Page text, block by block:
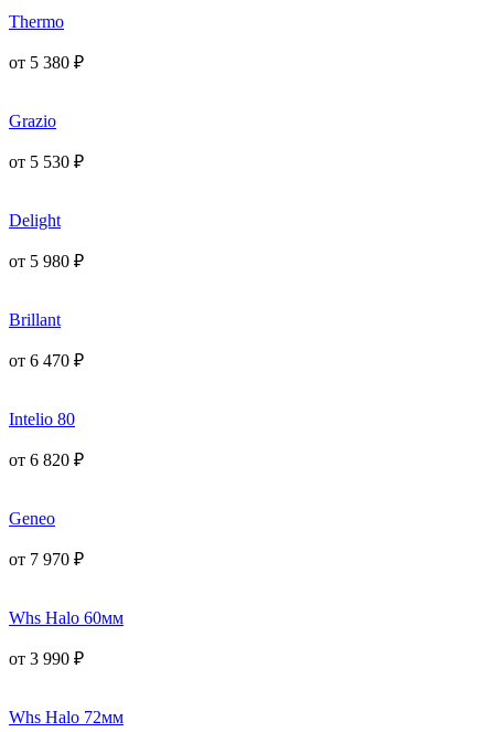
Thermo
от 5 380 ₽
Grazio
от 5 530 ₽
Delight
от 5 980 ₽
Brillant
от 6 470 ₽
Intelio 80
от 6 820 ₽
Geneo
от 7 970 ₽
Whs Halo 60мм
от 3 990 ₽
Whs Halo 72мм